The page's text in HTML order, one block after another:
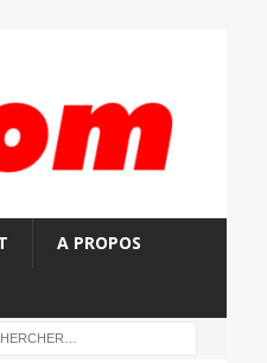
A PROPOS